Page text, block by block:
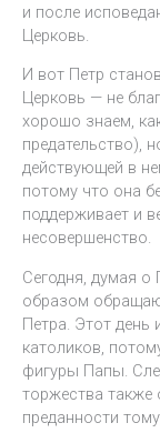
и после
Церковь.
И вот Петр
Церковь — не
хорошо знаем,
предательство),
действующей в
потому что она
поддерживает и
несовершенство.
Сегодня, думая
образом
Петра. Этот день
католиков,
фигуры Папы.
торжества также
преданности